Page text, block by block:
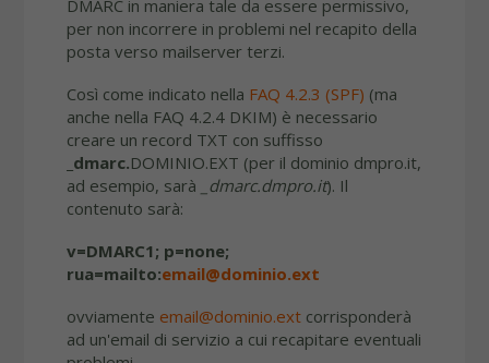
DMARC in maniera tale da essere permissivo,
per non incorrere in problemi nel recapito della
posta verso mailserver terzi.
Così come indicato nella FAQ 4.2.3 (SPF) (ma
anche nella FAQ 4.2.4 DKIM) è necessario
creare un record TXT con suffisso
_dmarc.DOMINIO.EXT (per il dominio dmpro.it,
ad esempio, sarà
_dmarc.dmpro.it). Il
contenuto sarà:
v=DMARC1; p=none;
rua=mailto:email@dominio.ext
ovviamente email@dominio.extcorrisponderà
ad un'email di servizio a cui recapitare eventuali